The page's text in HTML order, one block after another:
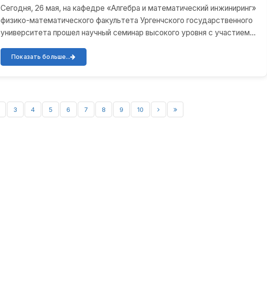
Сегодня, 26 мая, на кафедре «Алгебра и математический инжиниринг»
физико-математического факультета Ургенчского государственного
университета прошел научный семинар высокого уровня с участием
Показать больше...
3 4 5 6 7 8 9 10